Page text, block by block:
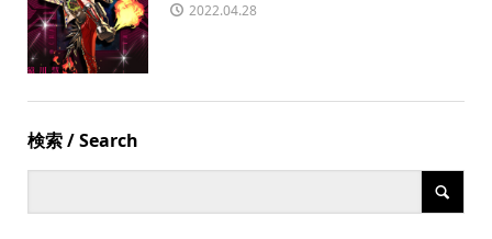
2022.04.28
検索 / Search